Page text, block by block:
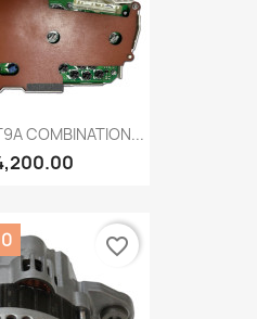
COMBINATION...
favorite_border